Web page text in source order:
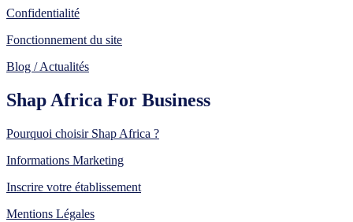
Confidentialité
Fonctionnement du site
Blog / Actualités
Shap Africa For Business
Pourquoi choisir Shap Africa ?
Informations Marketing
Inscrire votre établissement
Mentions Légales